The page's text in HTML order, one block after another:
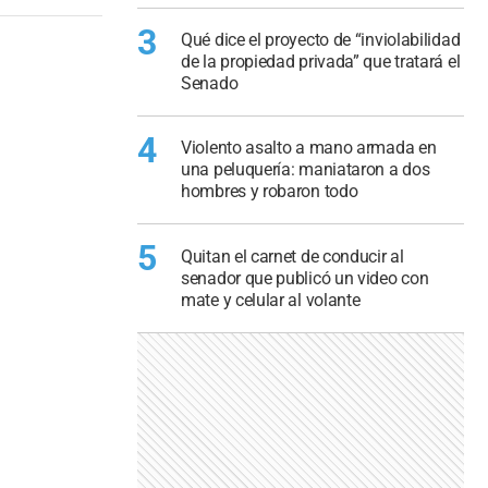
3
Qué dice el proyecto de “inviolabilidad
de la propiedad privada” que tratará el
Senado
4
Violento asalto a mano armada en
una peluquería: maniataron a dos
hombres y robaron todo
5
Quitan el carnet de conducir al
senador que publicó un video con
mate y celular al volante